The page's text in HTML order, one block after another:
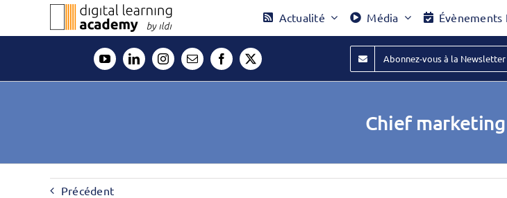
contenu
Actualité Média Évènements
Abonnez-vous à la
Chief
Précédent